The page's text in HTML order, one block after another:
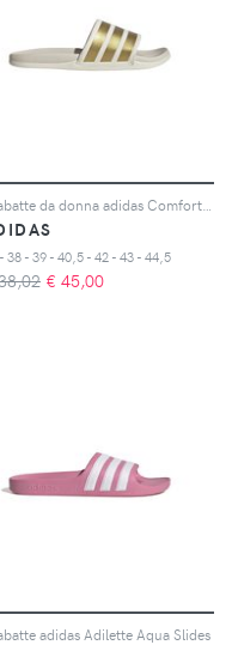
38 - 39 - 40,5 - 42 - 43 - 44,5
€ 45,00
adidas Adilette Aqua Slides